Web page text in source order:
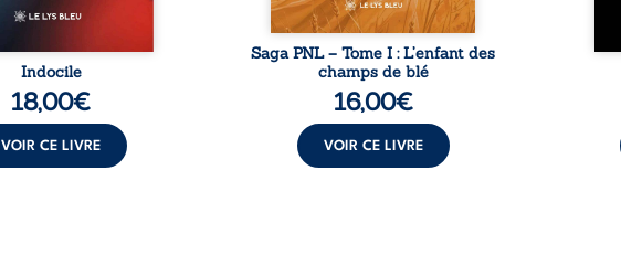
Indocile
18,00€
VOIR CE LIVRE
Saga PNL – Tome I : L’enfant des
champs de blé
16,00€
VOIR CE LIVRE